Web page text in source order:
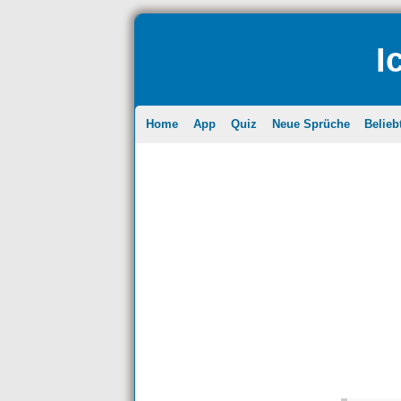
Home App Quiz Neue Sprüche